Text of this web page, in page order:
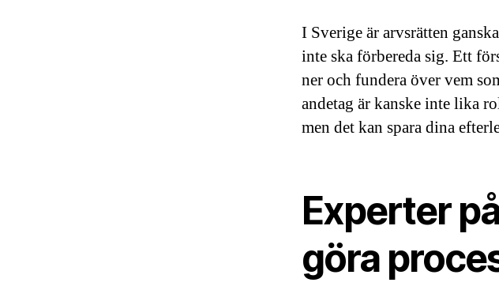
I Sverige är arvsrätten
inte ska förbereda sig. Ett
ner och fundera över vem
andetag är kanske inte lika
men det kan spara dina
Experter
göra